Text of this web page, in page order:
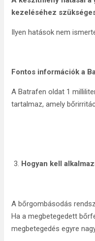
kezeléséhez
Ilyen hatások nem
Fontos információk a
A Batrafen oldat 1
tartalmaz, amely
Hogyan kell
A bőrgombásodás
Ha a megbetegedett
megbetegedés egyre